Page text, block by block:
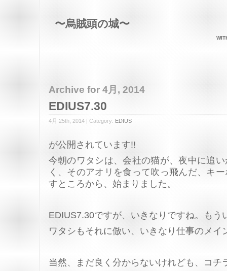
〜烏賊頭の城〜
Archive for 4月, 2014
EDIUS7.30
4月 25th, 2014 | Category: EDIUS
が公開されています!!
今朝のワタシは、会社の猫が、夜中に追
く、そのアオリを食って吹っ飛んだ、キ
すところから、始まりました。
EDIUS7.30ですが、いきなりですね。もう
ワタシもそれに倣い、いきなり仕事のメイ
当然、まだ良く分からないけれども、コチ